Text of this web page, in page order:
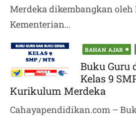
Merdeka dikembangkan oleh
Kementerian...
Posted
on
BAHAN AJAR
Buku Guru
Kelas 9
Kurikulum Merdeka
Cahayapendidikan.com –